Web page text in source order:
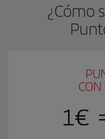
¿Cómo
CON